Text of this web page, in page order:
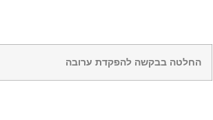
החלטה בבקשה להפקדת ערובה